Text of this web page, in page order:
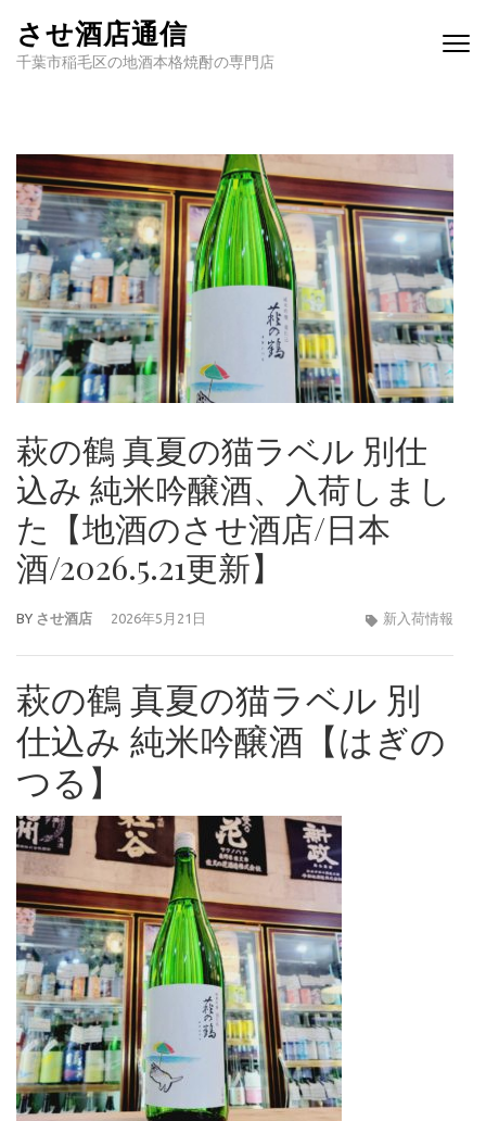
させ酒店通信
千葉市稲毛区の地酒本格焼酎の専門店
萩の鶴 真夏の猫ラベル 別仕
込み 純米吟醸酒、入荷しまし
た【地酒のさせ酒店/日本
酒/2026.5.21更新】
BY させ酒店 2026年5月21日 新入荷情報
萩の鶴 真夏の猫ラベル 別
仕込み 純米吟醸酒【はぎの
つる】